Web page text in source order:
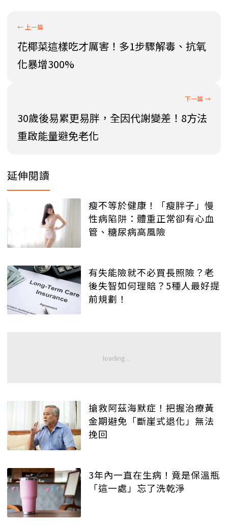
花椰菜這樣吃才厲害！多1步驟解毒、抗氧
化暴增300%
30歲後易累更易胖，全因代謝變差！8方法
重啟能量避免老化
延伸閱讀
瘦不等於健康！「瘦胖子」慢
性病陷阱：體重正常卻有心血
管、糖尿病高風險
有失能險就不必買長照險？老
後失智如何理賠？5種人最好提
前規劃！
搶救阿茲海默症！把握治療黃
金期避免「斷崖式退化」無法
挽回
3年內一直在生病！竟是保溫瓶
「這一處」忘了洗乾淨